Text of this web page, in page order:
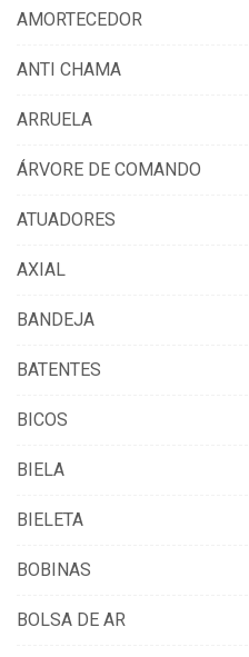
AMORTECEDOR
ANTI CHAMA
ARRUELA
ÁRVORE DE COMANDO
ATUADORES
AXIAL
BANDEJA
BATENTES
BICOS
BIELA
BIELETA
BOBINAS
BOLSA DE AR